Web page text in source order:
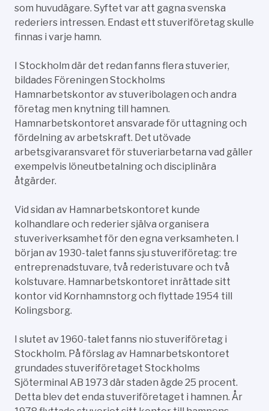
som huvudägare. Syftet var att gagna svenska
rederiers intressen. Endast ett stuveriföretag skulle
finnas i varje hamn.
I Stockholm där det redan fanns flera stuverier,
bildades Föreningen Stockholms
Hamnarbetskontor av stuveribolagen och andra
företag men knytning till hamnen.
Hamnarbetskontoret ansvarade för uttagning och
fördelning av arbetskraft. Det utövade
arbetsgivaransvaret för stuveriarbetarna vad gäller
exempelvis löneutbetalning och disciplinära
åtgärder.
Vid sidan av Hamnarbetskontoret kunde
kolhandlare och rederier själva organisera
stuveriverksamhet för den egna verksamheten. I
början av 1930-talet fanns sju stuveriföretag: tre
entreprenadstuvare, två rederistuvare och två
kolstuvare. Hamnarbetskontoret inrättade sitt
kontor vid Kornhamnstorg och flyttade 1954 till
Kolingsborg.
I slutet av 1960-talet fanns nio stuveriföretag i
Stockholm. På förslag av Hamnarbetskontoret
grundades stuveriföretaget Stockholms
Sjöterminal AB 1973 där staden ägde 25 procent.
Detta blev det enda stuveriföretaget i hamnen. År